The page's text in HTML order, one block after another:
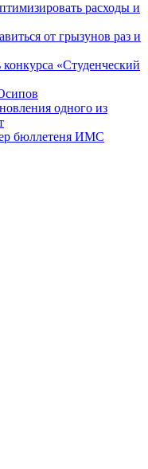
расходы и
от грызунов раз и
«Студенческий
одного из
бюллетеня ИМС